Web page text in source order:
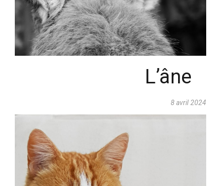
L’âne
8 avril 2024